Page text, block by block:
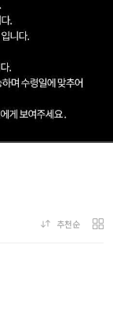
추천순